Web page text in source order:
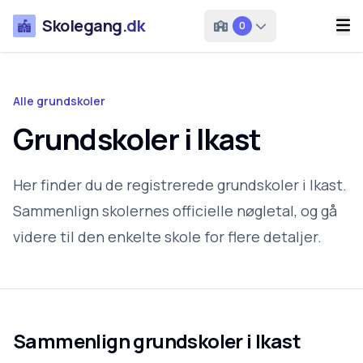
Skolegang.dk 0
Alle grundskoler
Grundskoler i Ikast
Her finder du de registrerede grundskoler i Ikast.
Sammenlign skolernes officielle nøgletal, og gå
videre til den enkelte skole for flere detaljer.
Sammenlign grundskoler i Ikast